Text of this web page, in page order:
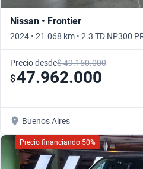
Nissan • Frontier
2024 • 21.068 km • 2.3 TD NP300
Precio desde$ 49.150.000
$47.962.000
Buenos Aires
Precio financiando 50%